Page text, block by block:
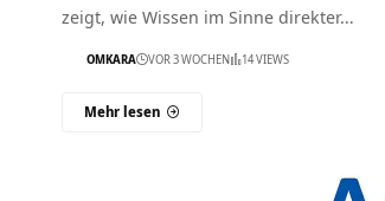
zeigt, wie Wissen im Sinne direkter…
OMKARA VOR 3 WOCHEN 14 VIEWS
Mehr lesen